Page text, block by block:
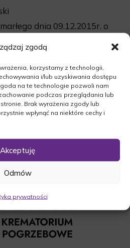
zgodą
korzystamy z technologii,
i/lub uzyskiwania dostępu
na te technologie pozwoli nam
podczas przeglądania lub
Brak wyrażenia zgody lub
wpłynąć na niektóre cechy i
Akceptuję
Odmów
prywatności
dnia 09.12.2015r. o
się dnia 09.12.2015r. o
w Lubniewicach.
na cmentarzu w
świętej..
w smutku